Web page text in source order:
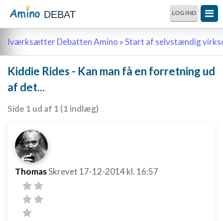
DEBAT LOG IND
Iværksætter Debatten Amino »Start af selvstændig
Kiddie Rides - Kan man få en forretning ud
af det...
Side 1 ud af 1 (1 indlæg)
ThomasSkrevet 17-12-2014kl. 16:57